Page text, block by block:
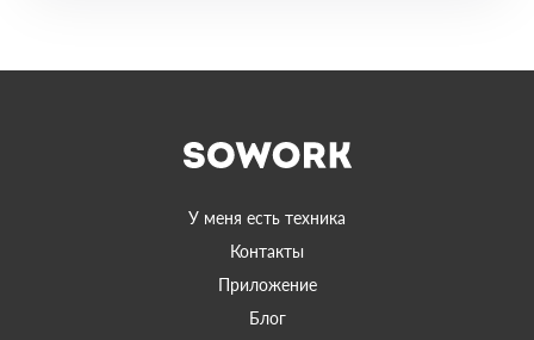
У меня есть техника
Контакты
Приложение
Блог